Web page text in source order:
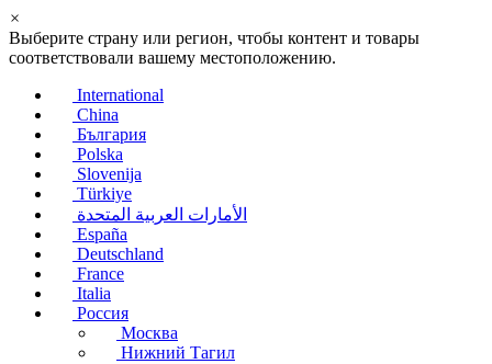
×
Выберите страну или регион, чтобы контент и товары
соответствовали вашему местоположению.
International
China
България
Polska
Slovenija
Türkiye
الأمارات العربية المتحدة
España
Deutschland
France
Italia
Россия
Москва
Нижний Тагил